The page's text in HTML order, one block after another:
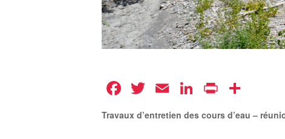
Facebook
Twitter
EmailLinkedIn
Print
Travaux d’entretien des cours d’eau –